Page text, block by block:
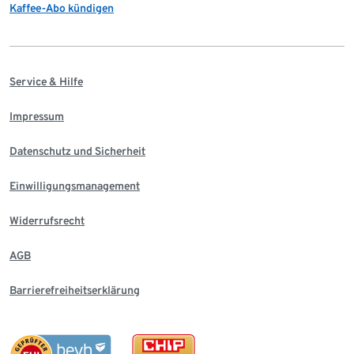
Kaffee-Abo kündigen
Service & Hilfe
Impressum
Datenschutz und Sicherheit
Einwilligungsmanagement
Widerrufsrecht
AGB
Barrierefreiheitserklärung